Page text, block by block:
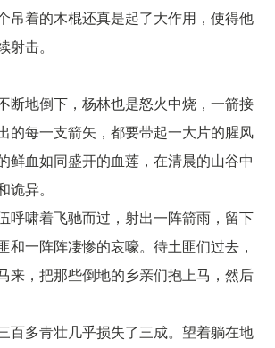
吊着的木棍还真是起了大作用，使得他
击。
断地倒下，杨林也是怒火中烧，一箭接
的每一支箭矢，都要带起一大片的腥风
鲜血如同盛开的血莲，在清晨的山谷中
异。
呼啸着飞驰而过，射出一阵箭雨，留下
和一阵阵凄惨的哀嚎。待土匪们过去，
来，把那些倒地的乡亲们抱上马，然后
百多青壮几乎损失了三成。望着躺在地